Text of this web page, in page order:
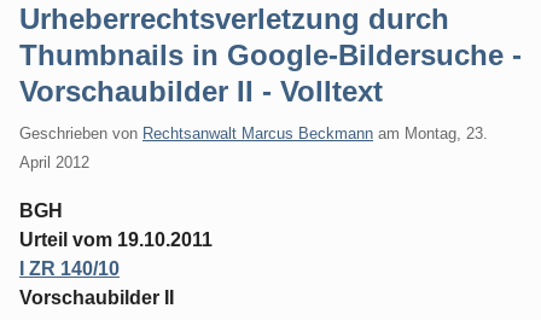
Urheberrechtsverletzung durch
Thumbnails in Google-Bildersuche -
Vorschaubilder II - Volltext
Geschrieben von Rechtsanwalt Marcus Beckmann am Montag, 23.
April 2012
BGH
Urteil vom 19.10.2011
I ZR 140/10
Vorschaubilder II